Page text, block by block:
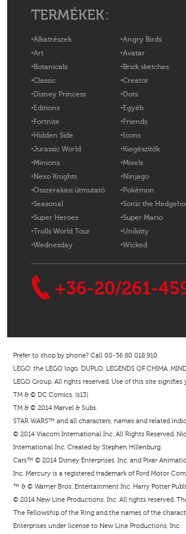
TERMÉKEK:
Alkatrészek
Art
Botanicals
Classic
Disney Princess
Editions
Fortnite
Hidden Side
Jurassic World
Minions
Nexo Knights
Összerakási útmutató
Seasonal
Super Heroes
Trolls World Tour
Wednesday
Angry Birds
Avatar
Brick sketches
Creator
Dots
Egyéb
Friends
Icons
Kiegészítők
Mixels
Ninjago
Pokémon
Sonic the
Super Mario
Unikitty
Wicked
+36-20/261-
Prefer to shop by phone? Call 00-36 80 018 910.
LEGO, the LEGO logo, DUPLO, LEGENDS OF CHIMA,
LEGO Group. All rights reserved. Use of this site
TM & © DC Comics. (s13)
TM & © 2014 Marvel & Subs.
STAR WARS™ and all characters, names and related
© 2014 Viacom International Inc. All Rights Reserved.
International Inc. Created by Stephen Hillenburg.
Cars™ © 2014 Disney Enterprises, Inc. and Pixar
Inc. Mercury is a registered trademark of Ford Motor
™ & © Warner Bros. Entertainment Inc. Harry Potter
© 2014 New Line Productions, Inc. All rights reserved.
The Fellowship of the Ring and the names of the
Enterprises under license to New Line Productions, Inc.